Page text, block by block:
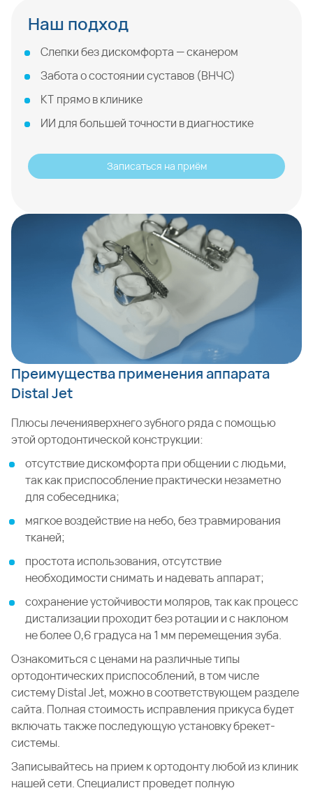
Наш подход
Слепки без дискомфорта — сканером
Забота о состоянии суставов (ВНЧС)
КТ прямо в клинике
ИИ для большей точности в диагностике
Записаться на приём
Преимущества применения аппарата
Distal Jet
Плюсы леченияверхнего зубного ряда с помощью
этой ортодонтической конструкции:
отсутствие дискомфорта при общении с людьми,
так как приспособление практически незаметно
для собеседника;
мягкое воздействие на небо, без травмирования
тканей;
простота использования, отсутствие
необходимости снимать и надевать аппарат;
сохранение устойчивости моляров, так как процесс
дистализации проходит без ротации и с наклоном
не более 0,6 градуса на 1 мм перемещения зуба.
Ознакомиться с ценами на различные типы
ортодонтических приспособлений, в том числе
систему Distal Jet, можно в соответствующем разделе
сайта. Полная стоимость исправления прикуса будет
включать также последующую установку брекет-
системы.
Записывайтесь на прием к ортодонту любой из клиник
нашей сети. Специалист проведет полную